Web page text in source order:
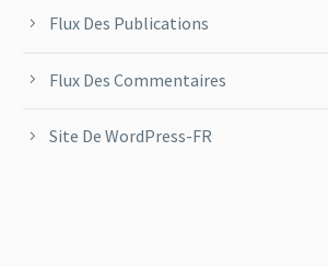
Flux Des Publications
Flux Des Commentaires
Site De WordPress-FR